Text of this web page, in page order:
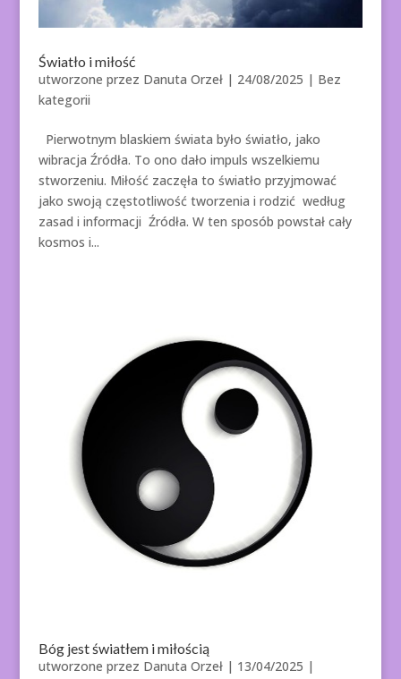
Światło i miłość
utworzone przez Danuta Orzeł| 24/08/2025 | Bez
kategorii
Pierwotnym blaskiem świata było światło, jako
wibracja Źródła. To ono dało impuls wszelkiemu
stworzeniu. Miłość zaczęła to światło przyjmować
jako swoją częstotliwość tworzenia i rodzić według
zasad i informacji Źródła. W ten sposób powstał cały
kosmos i...
Bóg jest światłem i miłością
utworzone przez Danuta Orzeł| 13/04/2025 |